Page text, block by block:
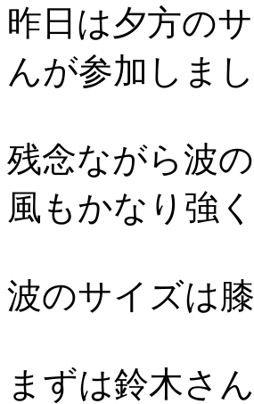
昨日は夕方の
んが参加しまし
残念ながら波
風もかなり強
波のサイズは
まずは鈴木さ